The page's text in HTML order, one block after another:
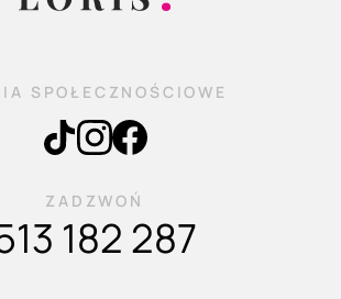
SPOŁECZNOŚCIOWE
ZADZWOŃ
182 287